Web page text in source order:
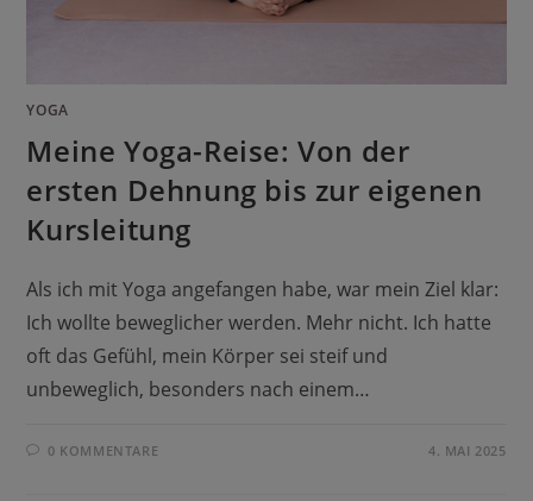
YOGA
Meine Yoga-Reise: Von der
ersten Dehnung bis zur eigenen
Kursleitung
Als ich mit Yoga angefangen habe, war mein Ziel klar:
Ich wollte beweglicher werden. Mehr nicht. Ich hatte
oft das Gefühl, mein Körper sei steif und
unbeweglich, besonders nach einem…
0 KOMMENTARE 4. MAI 2025